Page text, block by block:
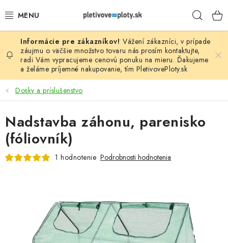
na
PLOTOVÉ PANELY
PLETIVO
STĹPIKY
PODHRABOVÉ DOSKY
BRÁNY A BRÁNKY
PRÍSLUŠENSTVO
VYVÝŠENÉ ZÁHONY
Vážení zákazníci, v prípade
záujmu o väčšie množstvo tovaru nás prosím kontaktujte,
radi Vám vypracujeme cenovú ponuku na mieru. Ďakujeme
a želáme príjemné nakupovanie, tím PletivovePloty.sk
Dosky a príslušenstvo
Nadstavba záhonu, parenisko
(fóliovník)
1 hodnotenie Podrobnosti hodnotenia